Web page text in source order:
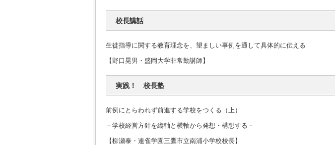
校長講話
生徒指導に関する教育理念を、望ましい事例を通して具体的に伝える
【野口晃男・盛岡大学非常勤講師】
実践！ 校長塾
前例にとらわれず前進する学校をつくる（上）
－学校経営方針を縦軸と横軸から発想・構想する－
【柳瀬泰・連雀学園三鷹市立南浦小学校校長】